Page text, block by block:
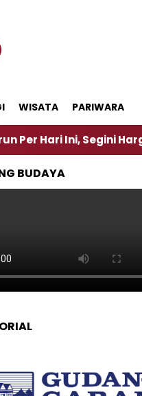
WISATA PARIWARA
Segini Harganya
BUDAYA